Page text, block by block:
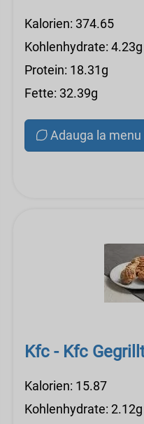
Kalorien: 374.65
Kohlenhydrate: 4.23g
Protein: 18.31g
Fette: 32.39g
Adauga la menu
Kfc - Kfc
Kalorien: 15.87
Kohlenhydrate: 2.12g